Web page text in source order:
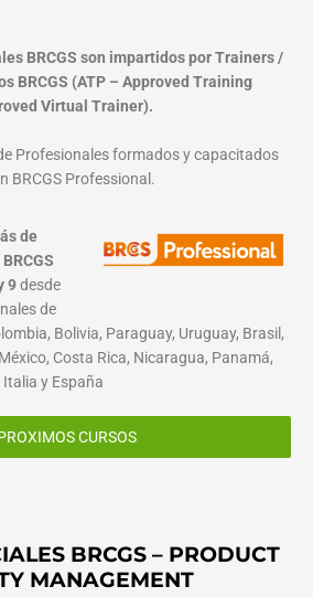
BRCGS son impartidos por Trainers /
BRCGS (ATP – Approved Training
Virtual Trainer).
Profesionales formados y capacitados
BRCGS Professional.
de
BRCGS
9desde
de
Bolivia, Paraguay, Uruguay, Brasil,
Costa Rica, Nicaragua, Panamá,
Italia y España
CURSOS
BRCGS – PRODUCT
MANAGEMENT